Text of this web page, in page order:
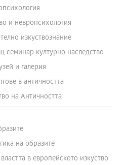
и невропсихология
изкуствознание
семинар културно наследство
и галерия
в античността
на Античността
на образите
в европейското изкуство